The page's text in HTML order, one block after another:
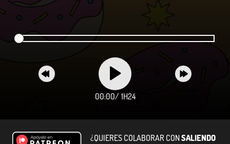
00:00/ 1H24
¿QUIERES COLABORAR CONSALIENDO